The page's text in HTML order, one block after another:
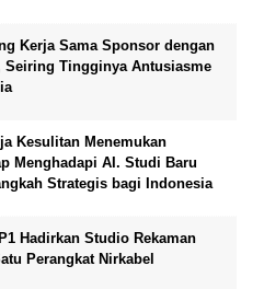
Kerja Sama Sponsor dengan
Seiring Tingginya Antusiasme
Kesulitan Menemukan
Menghadapi AI. Studi Baru
Strategis bagi Indonesia
Hadirkan Studio Rekaman
Perangkat Nirkabel